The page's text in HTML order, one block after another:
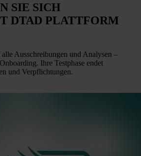
SIE SICH
DTAD PLATTFORM
Ausschreibungen und Analysen –
Ihre Testphase endet
und Verpflichtungen.